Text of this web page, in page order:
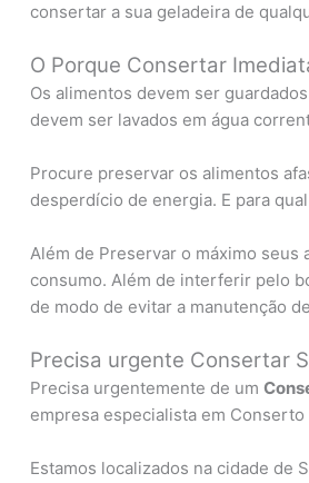
consertar a sua geladeira de
O Porque Consertar
Os alimentos devem ser
devem ser lavados em água
Procure preservar os alimentos
desperdício de energia. E para
Além de Preservar o máximo seus
consumo. Além de interferir pelo
de modo de evitar a manutenção
Precisa urgente Consertar
Precisa urgentemente de um
empresa especialista em
Estamos localizados na cidade de